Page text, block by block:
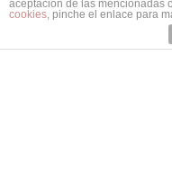
aceptación de las mencionadas
cookies, pinche el enlace para